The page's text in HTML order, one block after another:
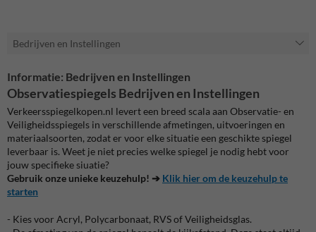
Bedrijven en Instellingen
Informatie: Bedrijven en Instellingen
Observatiespiegels Bedrijven en Instellingen
Verkeersspiegelkopen.nl levert een breed scala aan Observatie- en
Veiligheidsspiegels in verschillende afmetingen, uitvoeringen en
materiaalsoorten, zodat er voor elke situatie een geschikte spiegel
leverbaar is. Weet je niet precies welke spiegel je nodig hebt voor
jouw specifieke siuatie?
Gebruik onze unieke keuzehulp! ➔ Klik hier om de keuzehulp te
starten
- Kies voor Acryl, Polycarbonaat, RVS of Veiligheidsglas.